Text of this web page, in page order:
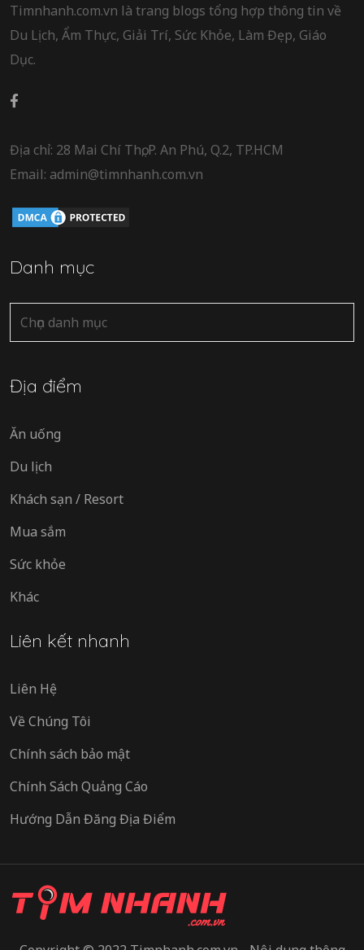
Timnhanh.com.vn là trang blogs tổng hợp thông tin về
Du Lịch, Ẩm Thực, Giải Trí, Sức Khỏe, Làm Đẹp, Giáo
Dục.
Địa chỉ: 28 Mai Chí Thọ, P. An Phú, Q.2, TP.HCM
Email: admin@timnhanh.com.vn
Danh mục
Danh
mục
Địa điểm
Ăn uống
Du lịch
Khách sạn / Resort
Mua sắm
Sức khỏe
Khác
Liên kết nhanh
Liên Hệ
Về Chúng Tôi
Chính sách bảo mật
Chính Sách Quảng Cáo
Hướng Dẫn Đăng Địa Điểm